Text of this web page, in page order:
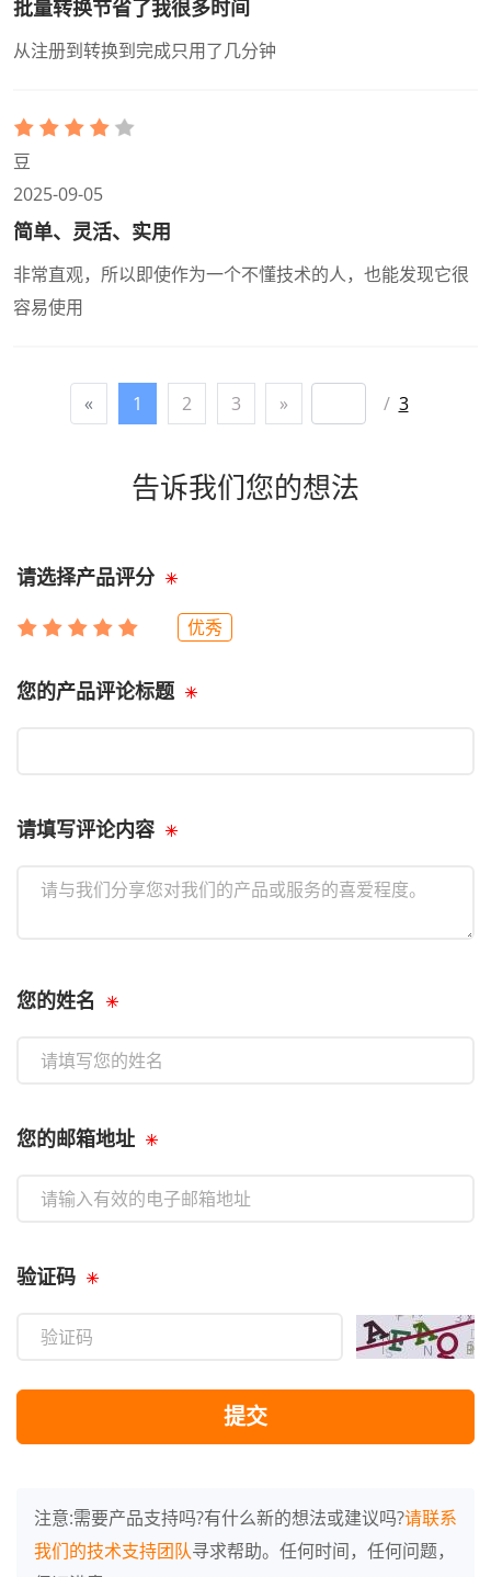
批量转换节省了我很多时间
从注册到转换到完成只用了几分钟
豆
2025-09-05
简单、灵活、实用
非常直观，所以即使作为一个不懂技术的人，也能发现它很
容易使用
« 1 2 3 » / 3
告诉我们您的想法
请选择产品评分
优秀
您的产品评论标题
请填写评论内容
您的姓名
您的邮箱地址
验证码
提交
注意:需要产品支持吗?有什么新的想法或建议吗?请联系
我们的技术支持团队寻求帮助。任何时间，任何问题，